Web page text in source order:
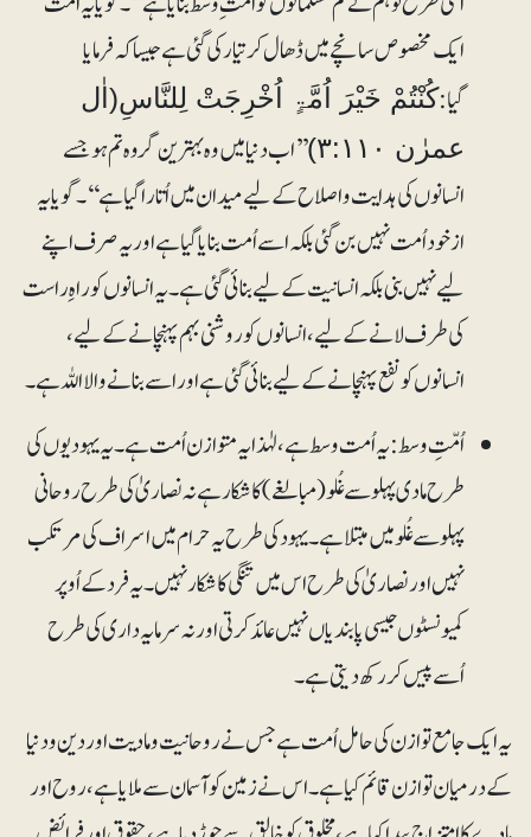
ایک مخصوص سانچے میں ڈھال کر تیار کی گئی ہے جیساکہ فرمایا
گیا:کُنْتُمْ خَیْرَ اُمَّۃٍ اُخْرِجَتْ لِلنَّاسِ(اٰل
عمرٰن ۳:۱۱۰)
’’اب دنیا میں وہ بہترین گروہ تم ہو جسے
انسانوں کی ہدایت و اصلاح کے لیے میدان میں اُتارا گیا ہے‘‘۔ گویا یہ
ازخود اُمت نہیں بن گئی بلکہ اسے اُمت بنایا گیا ہے اور یہ صرف اپنے
لیے نہیں بنی بلکہ انسانیت کے لیے بنائی گئی ہے۔ یہ انسانوں کو راہِ راست
کی طرف لانے کے لیے، انسانوں کو روشنی بہم پہنچانے کے لیے،
انسانوں کو نفع پہنچانے کے لیے بنائی گئی ہے اور اسے بنانے والا اللہ ہے۔
اُمّتِ وسط: یہ اُمت وسط ہے، لہٰذا یہ متوازن اُمت ہے۔ یہ یہودیوں کی
طرح مادی پہلو سے غُلو(مبالغے) کا شکار ہے نہ نصاریٰ کی طرح روحانی
پہلو سے غُلو میں مبتلا ہے۔ یہود کی طرح یہ حرام میں اسراف کی مرتکب
نہیں اور نصاریٰ کی طرح اس میں تنگی کا شکار نہیں۔ یہ فرد کے اُوپر
کمیونسٹوں جیسی پابندیاں نہیں عائد کرتی اور نہ سرمایہ داری کی طرح
اُسے پیس کر رکھ دیتی ہے۔
یہ ایک جامع توازن کی حامل اُمت ہے جس نے روحانیت و مادیت اور دین و دنیا
کے درمیان توازن قائم کیا ہے۔ اس نے زمین کو آسمان سے ملایا ہے، روح اور